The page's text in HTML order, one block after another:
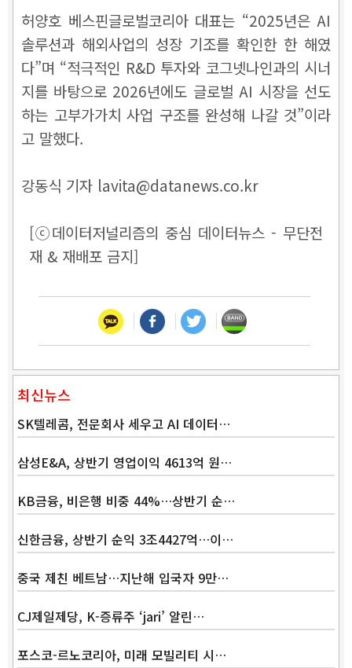
허양호 베스핀글로벌코리아 대표는 “2025년은 AI
솔루션과 해외사업의 성장 기조를 확인한 한 해였
다”며 “적극적인 R&D 투자와 코그넷나인과의 시너
지를 바탕으로 2026년에도 글로벌 AI 시장을 선도
하는 고부가가치 사업 구조를 완성해 나갈 것”이라
고 말했다.
강동식 기자 lavita@datanews.co.kr
[ⓒ데이터저널리즘의 중심 데이터뉴스 - 무단전
재 & 재배포 금지]
최신뉴스
SK텔레콤, 전문회사 세우고 AI 데이터…
삼성E&A, 상반기 영업이익 4613억 원…
KB금융, 비은행 비중 44%…상반기 순…
신한금융, 상반기 순익 3조4427억…이…
중국 제친 베트남…지난해 입국자 9만…
CJ제일제당, K-증류주 ‘jari’ 알린…
포스코-르노코리아, 미래 모빌리티 시…